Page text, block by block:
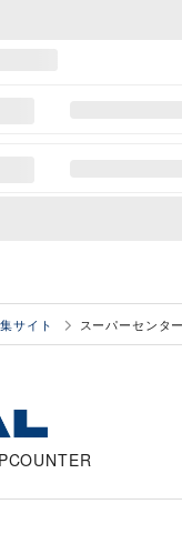
サイト スーパーセンタ